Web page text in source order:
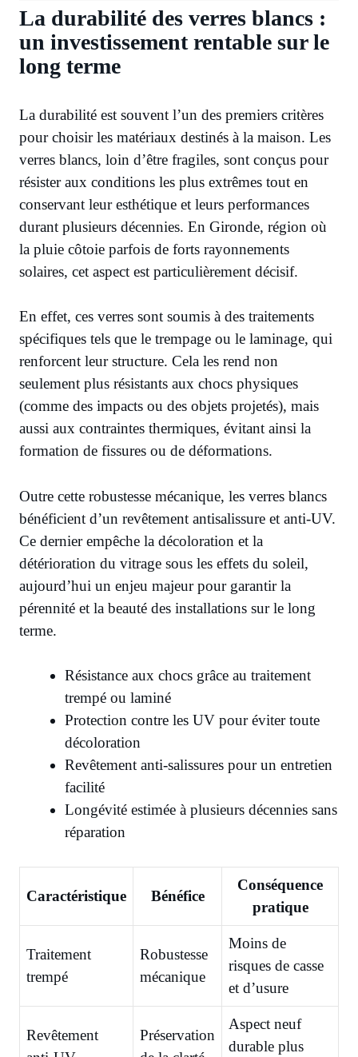
La durabilité des verres blancs :
un investissement rentable sur le
long terme
La durabilité est souvent l’un des premiers critères
pour choisir les matériaux destinés à la maison. Les
verres blancs, loin d’être fragiles, sont conçus pour
résister aux conditions les plus extrêmes tout en
conservant leur esthétique et leurs performances
durant plusieurs décennies. En Gironde, région où
la pluie côtoie parfois de forts rayonnements
solaires, cet aspect est particulièrement décisif.
En effet, ces verres sont soumis à des traitements
spécifiques tels que le trempage ou le laminage, qui
renforcent leur structure. Cela les rend non
seulement plus résistants aux chocs physiques
(comme des impacts ou des objets projetés), mais
aussi aux contraintes thermiques, évitant ainsi la
formation de fissures ou de déformations.
Outre cette robustesse mécanique, les verres blancs
bénéficient d’un revêtement antisalissure et anti-UV.
Ce dernier empêche la décoloration et la
détérioration du vitrage sous les effets du soleil,
aujourd’hui un enjeu majeur pour garantir la
pérennité et la beauté des installations sur le long
terme.
Résistance aux chocs grâce au traitement
trempé ou laminé
Protection contre les UV pour éviter toute
décoloration
Revêtement anti-salissures pour un entretien
facilité
Longévité estimée à plusieurs décennies sans
réparation
Caractéristique Bénéfice
Conséquence
pratique
Traitement
trempé
Robustesse
mécanique
Moins de
risques de casse
et d’usure
Revêtement
Préservation
Aspect neuf
durable plus